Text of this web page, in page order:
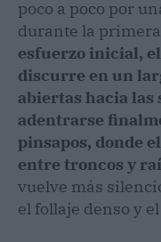
poco a poco por
durante la
esfuerzo inicial,
discurre en un
abiertas hacia las
adentrarse
pinsapos, donde
entre troncos y
vuelve más
el follaje denso y